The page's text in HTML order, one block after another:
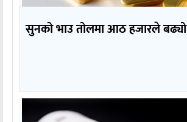
सुनको भाउ तोलमा आठ हजारले बढ्यो